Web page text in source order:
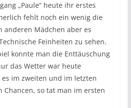
„Paule“ heute ihr erstes
fehlt noch ein wenig die
anderen Mädchen aber es
Feinheiten zu sehen.
konnte man die Enttäuschung
das Wetter war heute
im zweiten und im letzten
Chancen, so tat man im ersten